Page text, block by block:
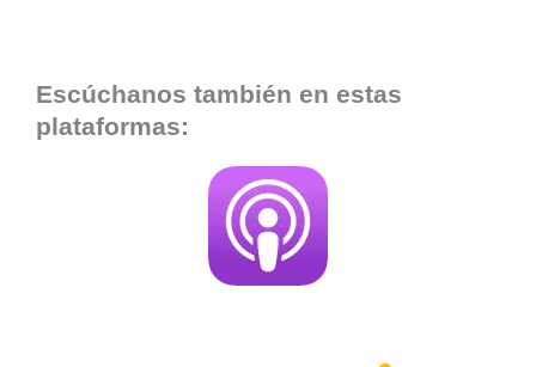
Escúchanos también en estas
plataformas: